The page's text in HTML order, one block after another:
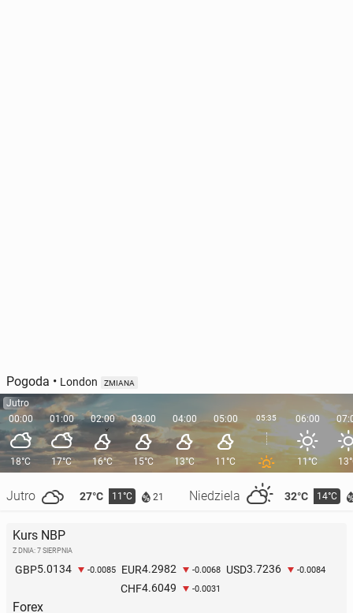
Pogoda • London ZMIANA
Jutro
00:00
18°C
Jutro 27°C 11°C 21 Niedziela 32°C 14°C
01:00
17°C
02:00
16°C
03:00
15°C
04:00
13°C
05:00
11°C
05:35 06:00
11°C
Kurs NBP
Z DNIA: 7 SIERPNIA
GBP5.0134 -0.0085 EUR4.2982 -0.0068 USD3.7236 -0.0084
CHF4.6049 -0.0031
Forex